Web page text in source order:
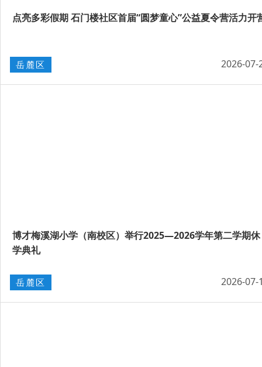
点亮多彩假期 石门楼社区首届“圆梦童心”公益夏令营活力开
岳麓区 2026-07-
博才梅溪湖小学（南校区）举行2025—2026学年第二学期休
学典礼
岳麓区 2026-07-